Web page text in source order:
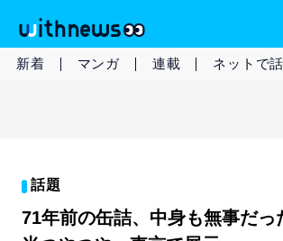
新着 マンガ 連載 ネットで
話題
71年前の缶詰、中身も無事だ